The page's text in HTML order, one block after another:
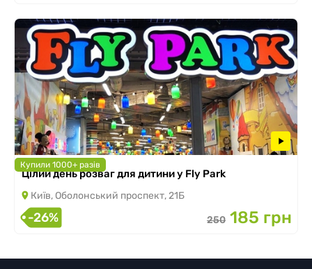
Купили 1000+ разів
Цілий день розваг для дитини у Fly Park
Київ, Оболонський проспект, 21Б
-26% 250 185 грн